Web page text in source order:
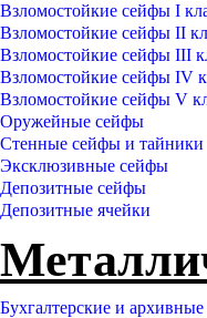
Взломостойкие сейфы I
Взломостойкие сейфы II
Взломостойкие сейфы III
Взломостойкие сейфы IV
Взломостойкие сейфы V
Оружейные сейфы
Стенные сейфы и тайники
Эксклюзивные сейфы
Депозитные сейфы
Депозитные ячейки
Бухгалтерские и